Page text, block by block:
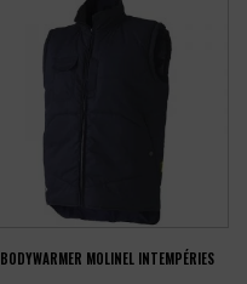
BODYWARMER MOLINEL INTEMPÉRIES